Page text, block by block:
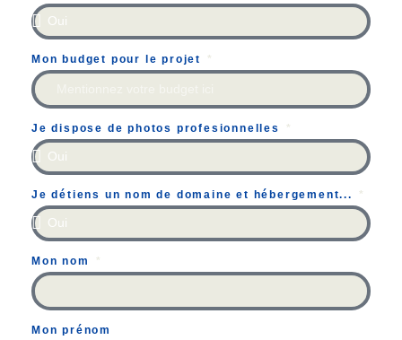
Mon budget pour le projet
Je dispose de photos profesionnelles
Je détiens un nom de domaine et hébergement...
Mon nom
Mon prénom